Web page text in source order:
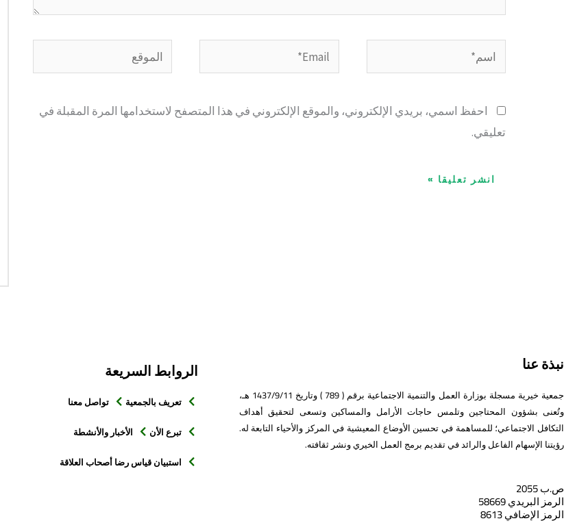
اسم* Email* الموقع
احفظ اسمي، بريدي الإلكتروني، والموقع الإلكتروني في هذا المتصفح لاستخدامها المرة المقبلة في
تعليقي.
نبذة عنا
جمعية خيرية مسجلة بوزارة العمل والتنمية الاجتماعية برقم ( 789 ) وتاريخ 1437/9/11 هـ،
وتُعنى بشؤون المحتاجين وتلمس حاجات الأرامل والمساكين وتسعى لتحقيق أهداف
التكافل الاجتماعي؛ للمساهمة في تحسين الأوضاع المعيشية في المركز والأحياء التابعة له.
رؤيتنا الإسهام الفاعل والرائد في تقديم برمج العمل الخيري ونشر ثقافته.
ص.ب 2055
الرمز البريدي 58669
الرمز الإضافي 8613
الروابط السريعة
تعريف بالجمعية
تواصل معنا
تبرع الأن
الأخبار والأنشطة
استبيان قياس رضا أصحاب العلاقة